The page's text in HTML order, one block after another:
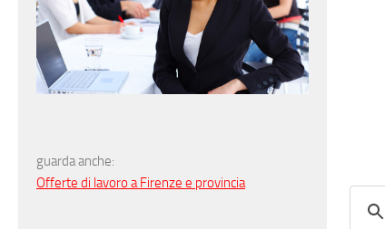
guarda anche:
Offerte di lavoro a Firenze e provincia